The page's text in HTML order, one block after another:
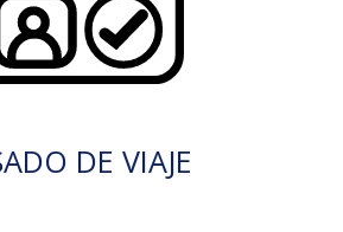
DE VIAJE